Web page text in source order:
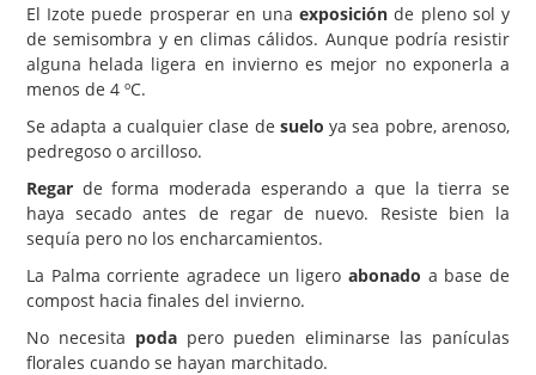
El Izote puede prosperar en unaexposición de pleno sol y
de semisombra y en climas cálidos. Aunque podría resistir
alguna helada ligera en invierno es mejor no exponerla a
menos de 4 ºC.
Se adapta a cualquier clase de suelo ya sea pobre, arenoso,
pedregoso o arcilloso.
Regar de forma moderada esperando a que la tierra se
haya secado antes de regar de nuevo. Resiste bien la
sequía pero no los encharcamientos.
La Palma corriente agradece un ligero abonado a base de
compost hacia finales del invierno.
No necesita poda pero pueden eliminarse las panículas
florales cuando se hayan marchitado.